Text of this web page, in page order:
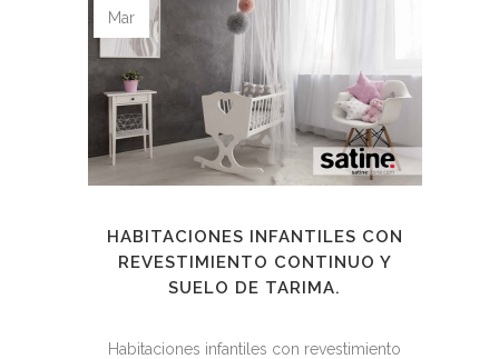
Mar
HABITACIONES INFANTILES CON
REVESTIMIENTO CONTINUO Y
SUELO DE TARIMA.
Habitaciones infantiles con revestimiento